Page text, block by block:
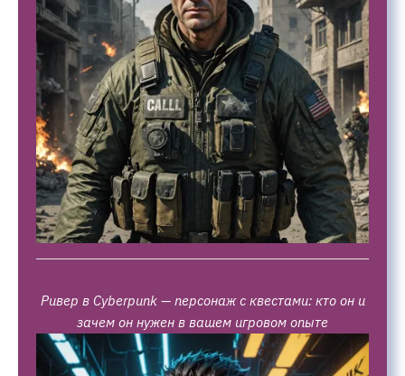
Ривер в Cyberpunk — персонаж с квестами: кто он и
зачем он нужен в вашем игровом опыте